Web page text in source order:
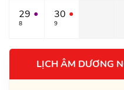
29 ●
8
30 ●
9
LỊCH ÂM DƯƠNG